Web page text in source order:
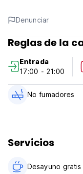
campamentos de
language)
Denunciar
Reglas de la
Entrada
17:00 - 21:00
No fumadores
Servicios
Desayuno gratis